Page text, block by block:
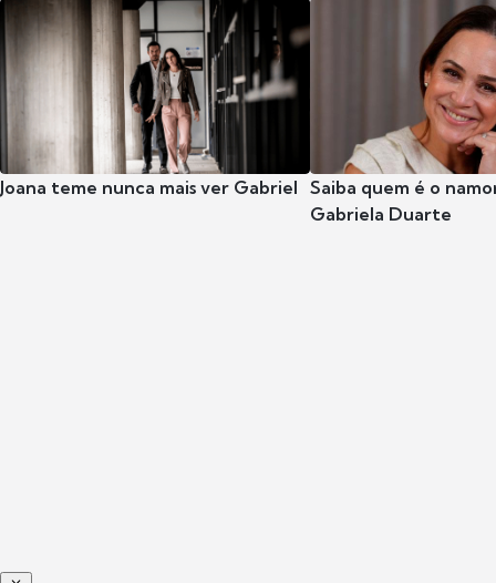
Joana teme nunca mais ver Gabriel Saiba quem é o
Gabriela Duarte